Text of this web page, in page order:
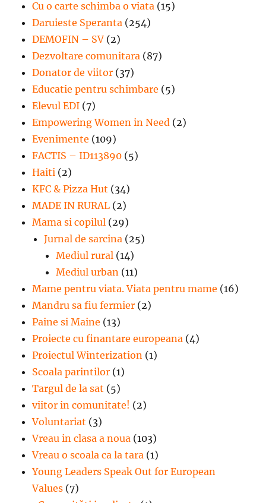
Cu o carte schimba o viata (15)
Daruieste Speranta (254)
DEMOFIN – SV (2)
Dezvoltare comunitara (87)
Donator de viitor (37)
Educatie pentru schimbare (5)
Elevul EDI (7)
Empowering Women in Need (2)
Evenimente (109)
FACTIS – ID113890 (5)
Haiti (2)
KFC & Pizza Hut (34)
MADE IN RURAL (2)
Mama si copilul (29)
Jurnal de sarcina (25)
Mediul rural (14)
Mediul urban (11)
Mame pentru viata. Viata pentru mame (16)
Mandru sa fiu fermier (2)
Paine si Maine (13)
Proiecte cu finantare europeana (4)
Proiectul Winterization (1)
Scoala parintilor (1)
Targul de la sat (5)
viitor in comunitate! (2)
Voluntariat (3)
Vreau in clasa a noua (103)
Vreau o scoala ca la tara (1)
Young Leaders Speak Out for European
Values (7)